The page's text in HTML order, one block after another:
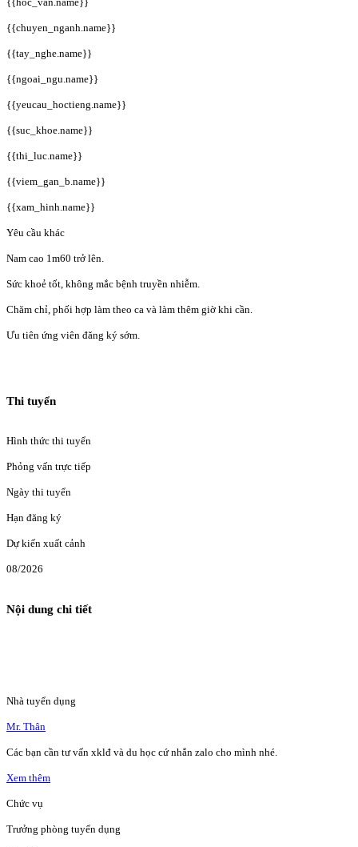
{{chuyen_nganh.name}}
{{tay_nghe.name}}
{{ngoai_ngu.name}}
{{yeucau_hoctieng.name}}
{{suc_khoe.name}}
{{thi_luc.name}}
{{viem_gan_b.name}}
{{xam_hinh.name}}
Yêu cầu khác
Nam cao 1m60 trở lên.
Sức khoẻ tốt, không mắc bệnh truyền nhiễm.
Chăm chỉ, phối hợp làm theo ca và làm thêm giờ khi cần.
Ưu tiên ứng viên đăng ký sớm.
Thi tuyển
Hình thức thi tuyển
Phỏng vấn trực tiếp
Ngày thi tuyển
Hạn đăng ký
Dự kiến xuất cảnh
08/2026
Nội dung chi tiết
Nhà tuyển dụng
Mr. Thân
Các bạn cần tư vấn xklđ và du học cứ nhắn zalo cho mình nhé.
Xem thêm
Chức vụ
Trưởng phòng tuyển dụng